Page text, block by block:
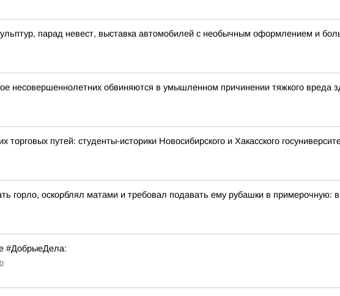
парад невест, выставка автомобилей с необычным оформлением и
несовершеннолетних обвиняются в умышленном причинении тяжкого вреда
торговых путей: студенты-историки Новосибирского и Хакасского
горло, оскорблял матами и требовал подавать ему рубашки в примерочную:
#ДобрыеДела: